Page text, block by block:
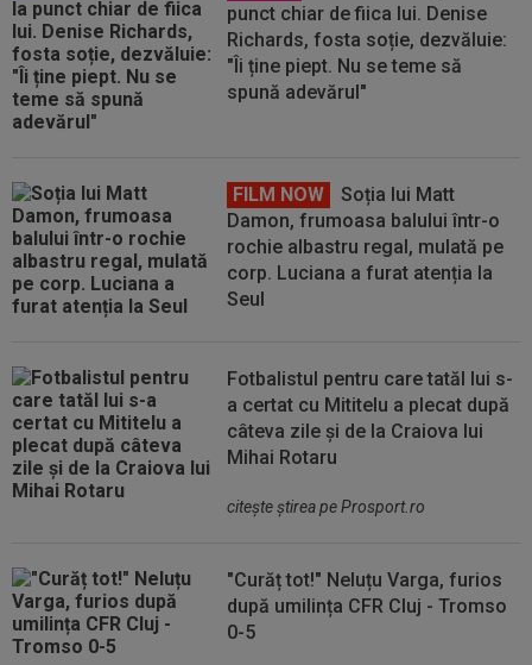
punct chiar de fiica lui. Denise
Richards, fosta soție, dezvăluie:
"Îi ține piept. Nu se teme să
spună adevărul"
FILM NOW
Soția lui Matt
Damon, frumoasa balului într-o
rochie albastru regal, mulată pe
corp. Luciana a furat atenția la
Seul
Fotbalistul pentru care tatăl lui s-
a certat cu Mititelu a plecat după
câteva zile și de la Craiova lui
Mihai Rotaru
citeşte ştirea pe Prosport.ro
"Curăț tot!" Neluțu Varga, furios
după umilința CFR Cluj - Tromso
0-5